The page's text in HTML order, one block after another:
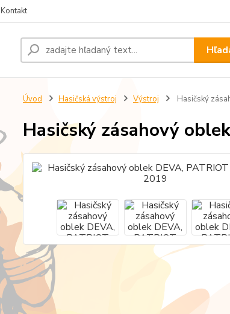
Kontakt
Úvod Hasičská výstroj Výstroj Hasičský
Hasičský zásahový